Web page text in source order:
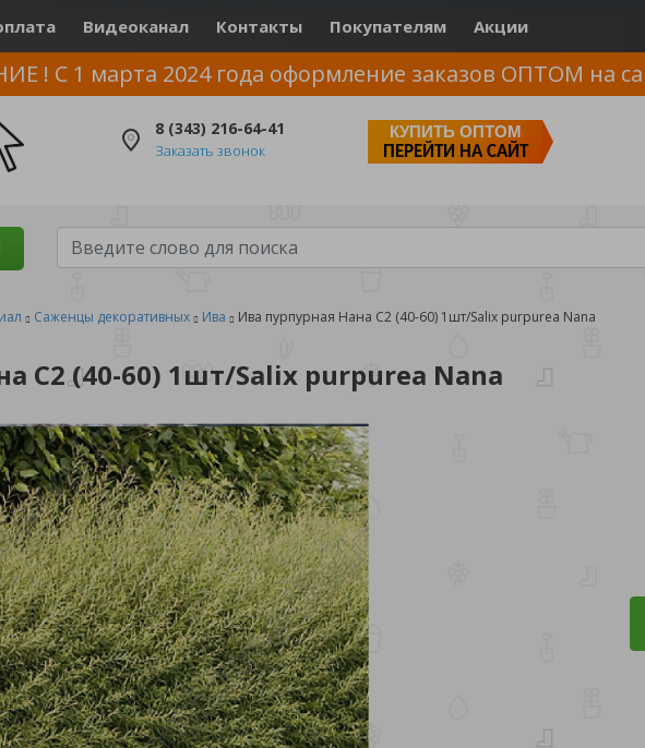
Видеоканал Контакты Покупателям Акции
! С 1 марта 2024 года оформление заказов ОПТОМ на
8 (343) 216-64-41
Заказать звонок
КУПИТЬ ОПТОМ
ПЕРЕЙТИ НА САЙТ
Саженцы декоративных Ива Ива пурпурная Нана С2 (40-60) 1шт/Salix purpurea Nana
С2 (40-60) 1шт/Salix purpurea Nana